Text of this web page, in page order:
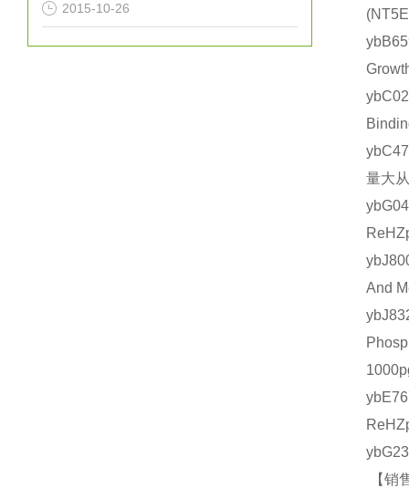
2015-10-26
量大
And
【销